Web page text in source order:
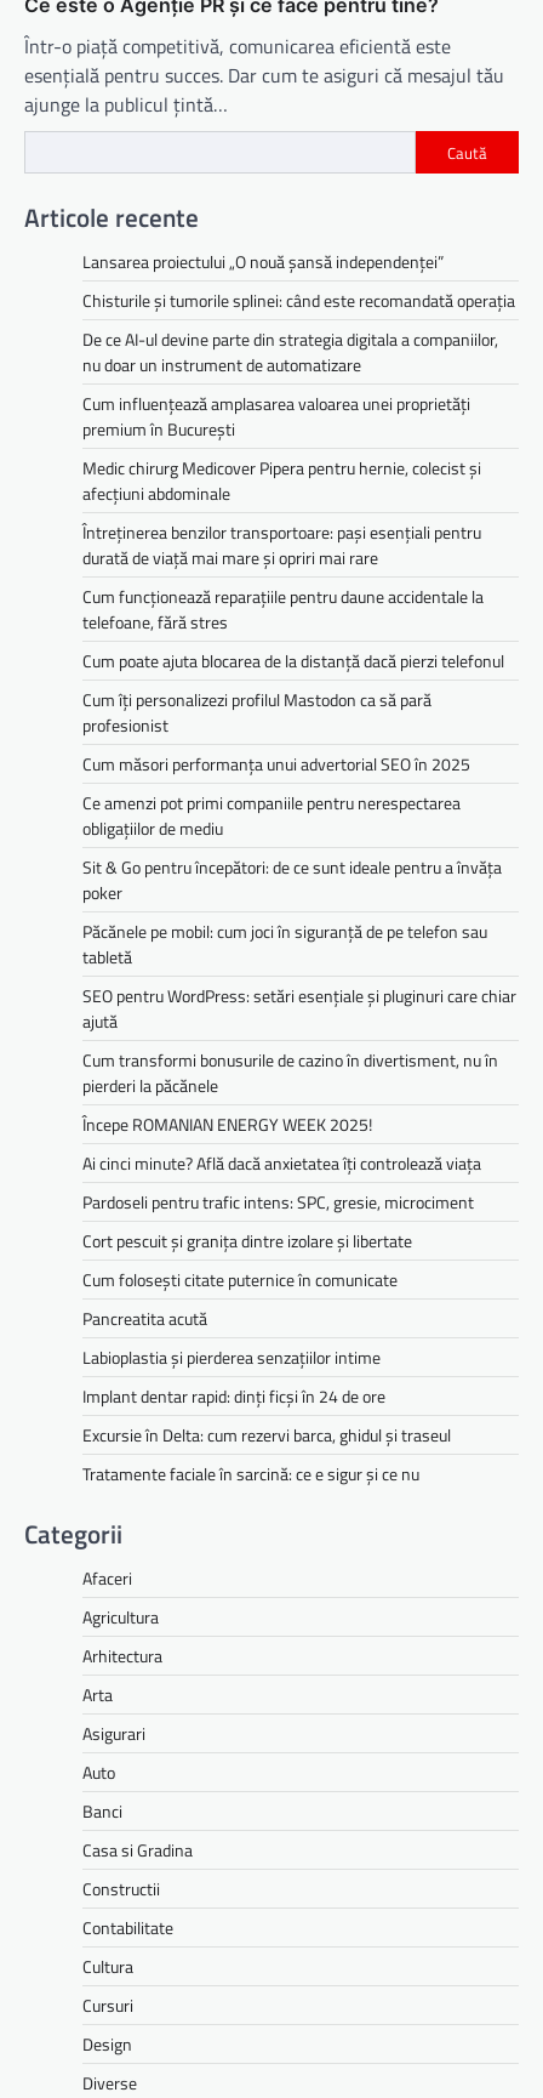
Ce este o Agenție PR și ce face pentru tine?
Într-o piață competitivă, comunicarea eficientă este
esențială pentru succes. Dar cum te asiguri că mesajul tău
ajunge la publicul țintă…
Caută
Articole recente
Lansarea proiectului „O nouă șansă independenței”
Chisturile și tumorile splinei: când este recomandată operația
De ce AI-ul devine parte din strategia digitala a companiilor,
nu doar un instrument de automatizare
Cum influențează amplasarea valoarea unei proprietăți
premium în București
Medic chirurg Medicover Pipera pentru hernie, colecist și
afecțiuni abdominale
Întreținerea benzilor transportoare: pași esențiali pentru
durată de viață mai mare și opriri mai rare
Cum funcționează reparațiile pentru daune accidentale la
telefoane, fără stres
Cum poate ajuta blocarea de la distanță dacă pierzi telefonul
Cum îți personalizezi profilul Mastodon ca să pară
profesionist
Cum măsori performanța unui advertorial SEO în 2025
Ce amenzi pot primi companiile pentru nerespectarea
obligațiilor de mediu­­
Sit & Go pentru începători: de ce sunt ideale pentru a învăța
poker
Păcănele pe mobil: cum joci în siguranță de pe telefon sau
tabletă
SEO pentru WordPress: setări esențiale și pluginuri care chiar
ajută
Cum transformi bonusurile de cazino în divertisment, nu în
pierderi la păcănele
Începe ROMANIAN ENERGY WEEK 2025!
Ai cinci minute? Află dacă anxietatea îți controlează viața
Pardoseli pentru trafic intens: SPC, gresie, microciment
Cort pescuit și granița dintre izolare și libertate
Cum folosești citate puternice în comunicate
Pancreatita acută
Labioplastia și pierderea senzațiilor intime
Implant dentar rapid: dinți ficși în 24 de ore
Excursie în Delta: cum rezervi barca, ghidul și traseul
Tratamente faciale în sarcină: ce e sigur și ce nu
Categorii
Afaceri
Agricultura
Arhitectura
Arta
Asigurari
Auto
Banci
Casa si Gradina
Constructii
Contabilitate
Cultura
Cursuri
Design
Diverse